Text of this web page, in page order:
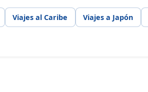
Viajes al Caribe Viajes a Japón